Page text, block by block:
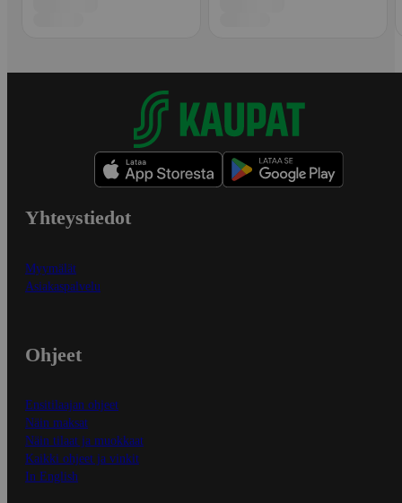
Yhteystiedot
Myymälät
Asiakaspalvelu
Ohjeet
Ensitilaajan ohjeet
Näin maksat
Näin tilaat ja muokkaat
Kaikki ohjeet ja vinkit
In English